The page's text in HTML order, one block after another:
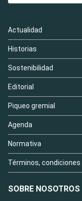
Actualidad
Historias
Sostenibilidad
Editorial
Piqueo gremial
Agenda
Normativa
Términos, condiciones
SOBRE NOSOTROS